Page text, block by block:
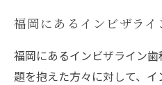
福岡にあるインビザライ
福岡にあるインビザライン
題を抱えた方々に対して、